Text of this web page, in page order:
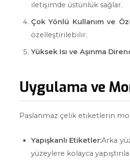
iletişimde üstünlük sağlar.
Çok Yönlü Kullanım ve
özelleştirilebilir.
Yüksek Isı ve Aşınma
Uygulama ve
Paslanmaz çelik etiketlerin
Yapışkanlı Etiketler:Arka
yüzeylere kolayca